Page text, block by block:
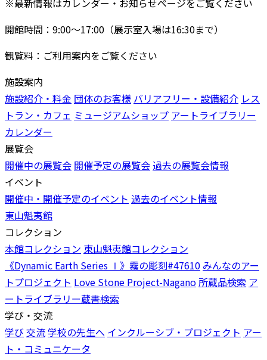
開館時間：9:00〜17:00（展示室入場は16:30まで）
観覧料：ご利用案内をご覧ください
施設案内
施設紹介・料金 団体のお客様 バリアフリー・設備紹介 レス
トラン・カフェ ミュージアムショップ アートライブラリー
カレンダー
展覧会
開催中の展覧会 開催予定の展覧会過去の展覧会情報
イベント
開催中・開催予定のイベント 過去のイベント情報
東山魁夷館
コレクション
本館コレクション 東山魁夷館コレクション
《Dynamic Earth Series Ⅰ》霧の彫刻#47610 みんなのアー
トプロジェクト Love Stone Project-Nagano 所蔵品検索 ア
ートライブラリー蔵書検索
学び・交流
学び 交流学校の先生へ インクルーシブ・プロジェクト アー
ト・コミュニケータ